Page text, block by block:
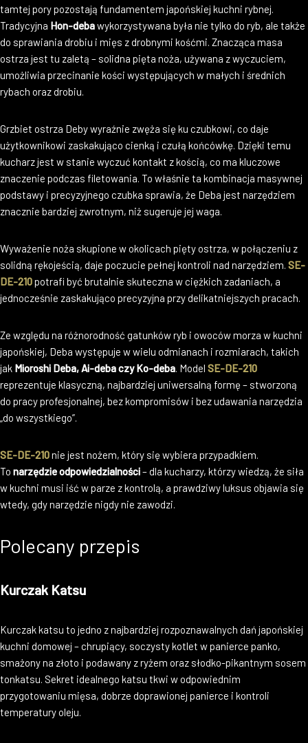
tamtej pory pozostają fundamentem japońskiej kuchni rybnej.
Tradycyjna Hon-debawykorzystywana była nie tylko do ryb, ale także
do sprawiania drobiu i mięs z drobnymi kośćmi. Znacząca masa
ostrza jest tu zaletą – solidna pięta noża, używana z wyczuciem,
umożliwia przecinanie kości występujących w małych i średnich
rybach oraz drobiu.
Grzbiet ostrza Deby wyraźnie zwęża się ku czubkowi, co daje
użytkownikowi zaskakująco cienką i czułą końcówkę. Dzięki temu
kucharz jest w stanie wyczuć kontakt z kością, co ma kluczowe
znaczenie podczas filetowania. To właśnie ta kombinacja masywnej
podstawy i precyzyjnego czubka sprawia, że Deba jest narzędziem
znacznie bardziej zwrotnym, niż sugeruje jej waga.
Wyważenie noża skupione w okolicach pięty ostrza, w połączeniu z
solidną rękojeścią, daje poczucie pełnej kontroli nad narzędziem. SE-
DE-210potrafi być brutalnie skuteczna w ciężkich zadaniach, a
jednocześnie zaskakująco precyzyjna przy delikatniejszych pracach.
Ze względu na różnorodność gatunków ryb i owoców morza w kuchni
japońskiej, Deba występuje w wielu odmianach i rozmiarach, takich
jak Mioroshi Deba, Ai-deba czy Ko-deba. Model SE-DE-210
reprezentuje klasyczną, najbardziej uniwersalną formę – stworzoną
do pracy profesjonalnej, bez kompromisów i bez udawania narzędzia
„do wszystkiego”.
SE-DE-210nie jest nożem, który się wybiera przypadkiem.
To narzędzie odpowiedzialności– dla kucharzy, którzy wiedzą, że siła
w kuchni musi iść w parze z kontrolą, a prawdziwy luksus objawia się
wtedy, gdy narzędzie nigdy nie zawodzi.
Polecany przepis
Kurczak Katsu
Kurczak katsu to jedno z najbardziej rozpoznawalnych dań japońskiej
kuchni domowej – chrupiący, soczysty kotlet w panierce panko,
smażony na złoto i podawany z ryżem oraz słodko-pikantnym sosem
tonkatsu. Sekret idealnego katsu tkwi w odpowiednim
przygotowaniu mięsa, dobrze doprawionej panierce i kontroli
temperatury oleju.